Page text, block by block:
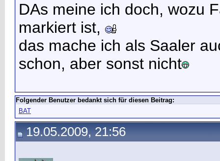
DAs meine ich doch, wozu
markiert ist,
das mache ich als Saaler
schon, aber sonst nicht
Folgender Benutzer bedankt sich für diesen Beitrag:
BAT
19.05.2009, 21:56